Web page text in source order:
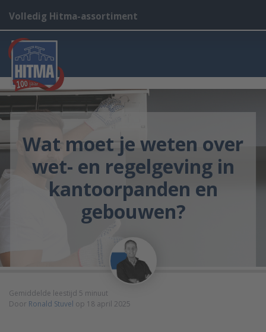
Volledig Hitma-assortiment
Wat moet je weten over
wet- en regelgeving in
kantoorpanden en
gebouwen?
Gemiddelde leestijd 5 minuut
Door Ronald Stuvel op 18 april 2025